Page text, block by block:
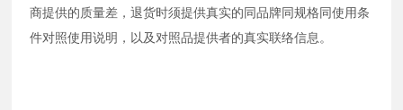
商提供的质量差，退货时须提供真实的同品牌同规格同使用条
件对照使用说明，以及对照品提供者的真实联络信息。